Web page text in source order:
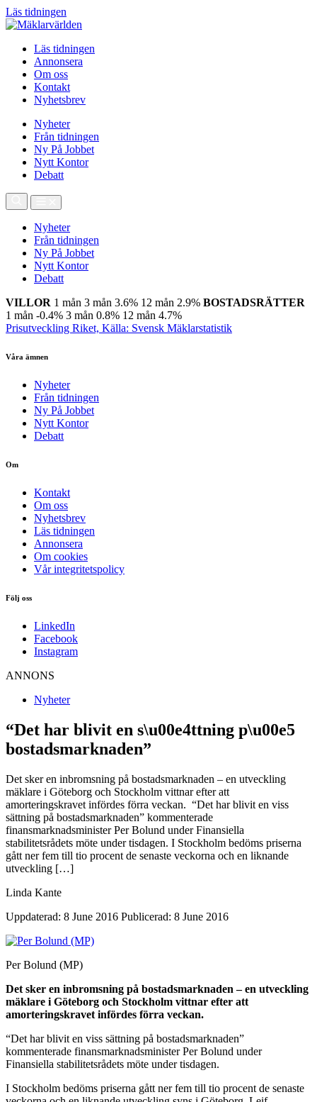
Läs tidningen
Läs tidningen
Annonsera
Om oss
Kontakt
Nyhetsbrev
Nyheter
Från tidningen
Ny På Jobbet
Nytt Kontor
Debatt
Nyheter
Från tidningen
Ny På Jobbet
Nytt Kontor
Debatt
VILLOR 1 mån 3 mån 3.6% 12 mån 2.9% BOSTADSRÄTTER
1 mån -0.4% 3 mån 0.8% 12 mån 4.7%
Prisutveckling Riket, Källa: Svensk Mäklarstatistik
Våra ämnen
Nyheter
Från tidningen
Ny På Jobbet
Nytt Kontor
Debatt
Om
Kontakt
Om oss
Nyhetsbrev
Läs tidningen
Annonsera
Om cookies
Vår integritetspolicy
Följ oss
LinkedIn
Facebook
Instagram
ANNONS
Nyheter
“Det har blivit en s\u00e4ttning p\u00e5
bostadsmarknaden”
Det sker en inbromsning på bostadsmarknaden – en utveckling
mäklare i Göteborg och Stockholm vittnar efter att
amorteringskravet infördes förra veckan. “Det har blivit en viss
sättning på bostadsmarknaden” kommenterade
finansmarknadsminister Per Bolund under Finansiella
stabilitetsrådets möte under tisdagen. I Stockholm bedöms priserna
gått ner fem till tio procent de senaste veckorna och en liknande
utveckling […]
Linda Kante
Uppdaterad: 8 June 2016 Publicerad: 8 June 2016
Per Bolund (MP)
Det sker en inbromsning på bostadsmarknaden – en utveckling
mäklare i Göteborg och Stockholm vittnar efter att
amorteringskravet infördes förra veckan.
“Det har blivit en viss sättning på bostadsmarknaden”
kommenterade finansmarknadsminister Per Bolund under
Finansiella stabilitetsrådets möte under tisdagen.
I Stockholm bedöms priserna gått ner fem till tio procent de senaste